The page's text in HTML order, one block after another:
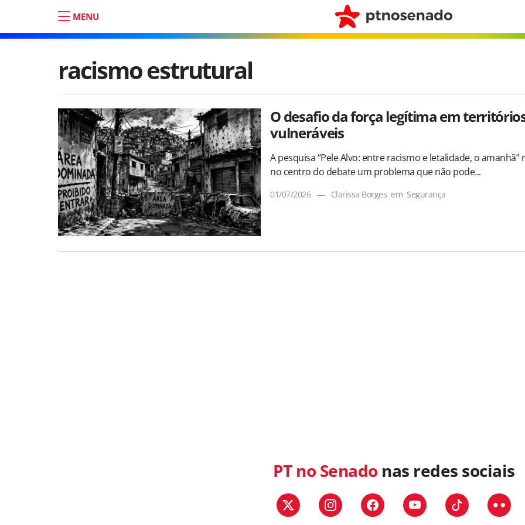
MENU
racismo estrutural
O desafio da força legítima em
vulneráveis
A pesquisa “Pele Alvo: entre racismo e letalidade, o amanhã”
no centro do debate um problema que não pode...
01/07/2026 — Clarissa Borges em Segurança
PT no Senado nas redes sociais